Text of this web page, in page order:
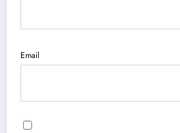
Email